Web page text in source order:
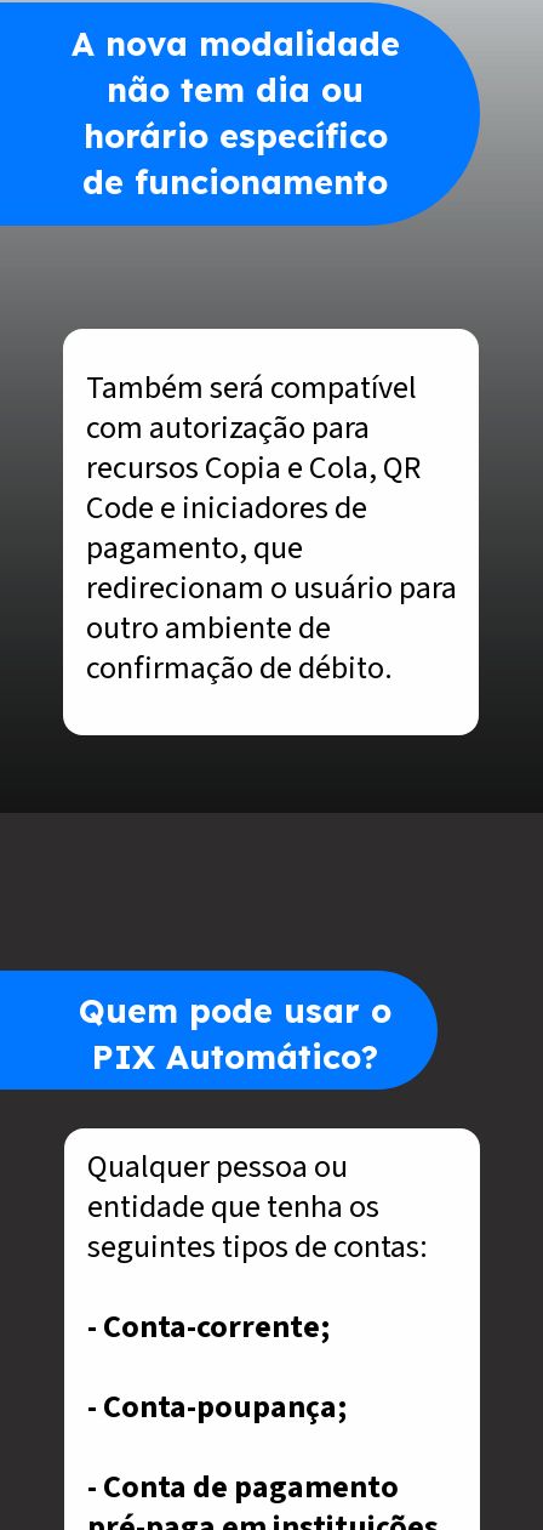
Também será compatível
com autorização para
recursos Copia e Cola, QR
Code e iniciadores de
pagamento, que
redirecionam o usuário para
outro ambiente de
confirmação de débito.
A nova modalidade
não tem dia ou
horário específico
de funcionamento
Qualquer pessoa ou
entidade que tenha os
seguintes tipos de contas:
- Conta-corrente;
- Conta-poupança;
- Conta de pagamento
Quem pode usar o
PIX Automático?